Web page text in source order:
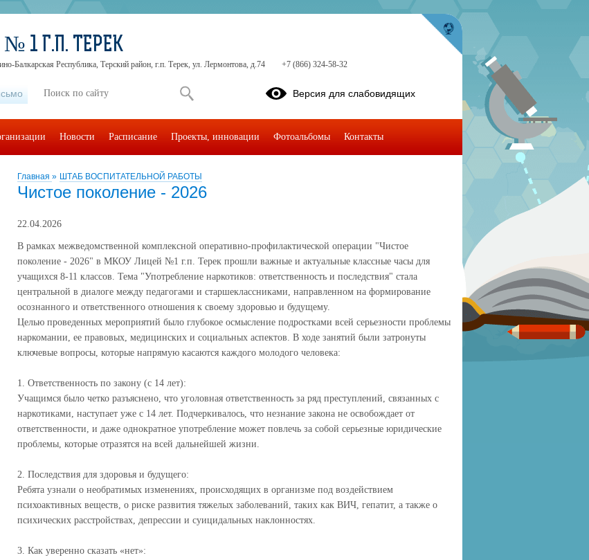
Главная » ШТАБ ВОСПИТАТЕЛЬНОЙ РАБОТЫ
Чистое поколение - 2026
22.04.2026
В рамках межведомственной комплексной оперативно-профилактической операции "Чистое
поколение - 2026" в МКОУ Лицей №1 г.п. Терек прошли важные и актуальные классные часы для
учащихся 8-11 классов. Тема "Употребление наркотиков: ответственность и последствия" стала
центральной в диалоге между педагогами и старшеклассниками, направленном на формирование
осознанного и ответственного отношения к своему здоровью и будущему.
Целью проведенных мероприятий было глубокое осмысление подростками всей серьезности проблемы
наркомании, ее правовых, медицинских и социальных аспектов. В ходе занятий были затронуты
ключевые вопросы, которые напрямую касаются каждого молодого человека:
1. Ответственность по закону (с 14 лет):
Учащимся было четко разъяснено, что уголовная ответственность за ряд преступлений, связанных с
наркотиками, наступает уже с 14 лет. Подчеркивалось, что незнание закона не освобождает от
ответственности, и даже однократное употребление может повлечь за собой серьезные юридические
проблемы, которые отразятся на всей дальнейшей жизни.
2. Последствия для здоровья и будущего:
Ребята узнали о необратимых изменениях, происходящих в организме под воздействием
психоактивных веществ, о риске развития тяжелых заболеваний, таких как ВИЧ, гепатит, а также о
психических расстройствах, депрессии и суицидальных наклонностях.
3. Как уверенно сказать «нет»:
1 Г.П. ТЕРЕК
Балкарская Республика, Терский район, г.п. Терек, ул. Лермонтова, д.74 +7 (866) 324-58-32
Версия для слабовидящих
Новости Расписание Проекты, инновации Фотоальбомы Контакты